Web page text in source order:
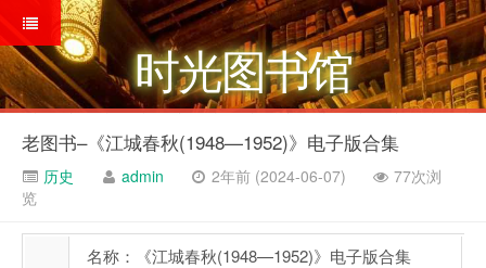
时光图书馆
老图书–《江城春秋(1948—1952)》电子版合集
历史 admin 2年前 (2024-06-07)
77次浏
览
名称：《江城春秋(1948—1952)》电子版合集